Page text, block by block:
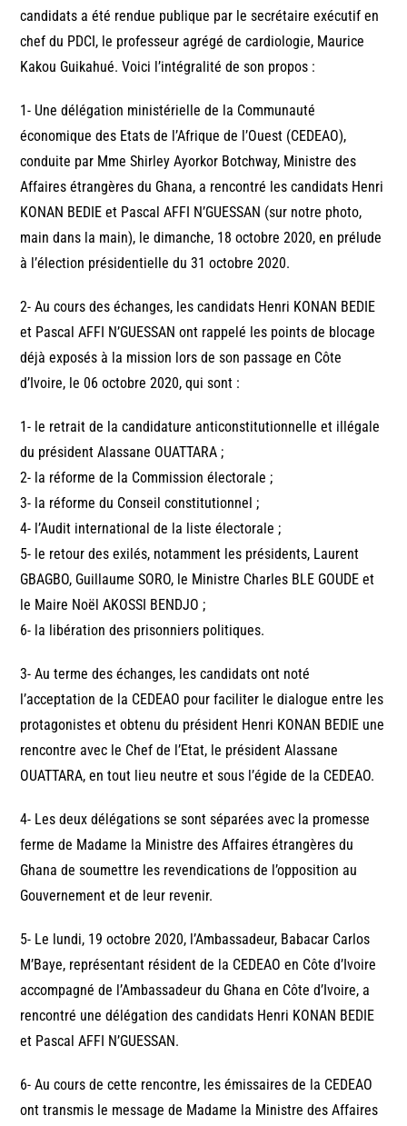
candidats a été rendue publique par le secrétaire exécutif en
chef du PDCI, le professeur agrégé de cardiologie, Maurice
Kakou Guikahué. Voici l’intégralité de son propos :
1- Une délégation ministérielle de la Communauté
économique des Etats de l’Afrique de l’Ouest (CEDEAO),
conduite par Mme Shirley Ayorkor Botchway, Ministre des
Affaires étrangères du Ghana, a rencontré les candidats Henri
KONAN BEDIE et Pascal AFFI N’GUESSAN (sur notre photo,
main dans la main), le dimanche, 18 octobre 2020, en prélude
à l’élection présidentielle du 31 octobre 2020.
2- Au cours des échanges, les candidats Henri KONAN BEDIE
et Pascal AFFI N’GUESSAN ont rappelé les points de blocage
déjà exposés à la mission lors de son passage en Côte
d’Ivoire, le 06 octobre 2020, qui sont :
1- le retrait de la candidature anticonstitutionnelle et illégale
du président Alassane OUATTARA ;
2- la réforme de la Commission électorale ;
3- la réforme du Conseil constitutionnel ;
4- l’Audit international de la liste électorale ;
5- le retour des exilés, notamment les présidents, Laurent
GBAGBO, Guillaume SORO, le Ministre Charles BLE GOUDE et
le Maire Noël AKOSSI BENDJO ;
6- la libération des prisonniers politiques.
3- Au terme des échanges, les candidats ont noté
l’acceptation de la CEDEAO pour faciliter le dialogue entre les
protagonistes et obtenu du président Henri KONAN BEDIE une
rencontre avec le Chef de l’Etat, le président Alassane
OUATTARA, en tout lieu neutre et sous l’égide de la CEDEAO.
4- Les deux délégations se sont séparées avec la promesse
ferme de Madame la Ministre des Affaires étrangères du
Ghana de soumettre les revendications de l’opposition au
Gouvernement et de leur revenir.
5- Le lundi, 19 octobre 2020, l’Ambassadeur, Babacar Carlos
M’Baye, représentant résident de la CEDEAO en Côte d’Ivoire
accompagné de l’Ambassadeur du Ghana en Côte d’Ivoire, a
rencontré une délégation des candidats Henri KONAN BEDIE
et Pascal AFFI N’GUESSAN.
6- Au cours de cette rencontre, les émissaires de la CEDEAO
ont transmis le message de Madame la Ministre des Affaires